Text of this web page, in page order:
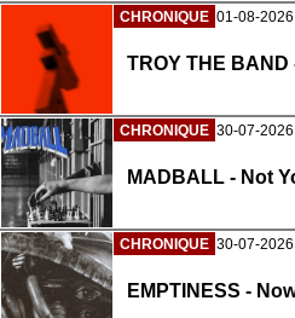
CHRONIQUE 01-08-2026
TROY THE BAND
CHRONIQUE 30-07-2026
MADBALL - Not
CHRONIQUE 30-07-2026
EMPTINESS -